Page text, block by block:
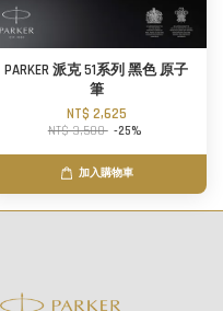
PARKER 派克 51系列 黑色 原子
筆
NT$ 2,625
NT$ 3,500 -25%
加入購物車